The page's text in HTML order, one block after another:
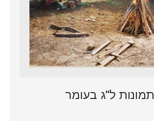
תמונות ל"ג בעומר